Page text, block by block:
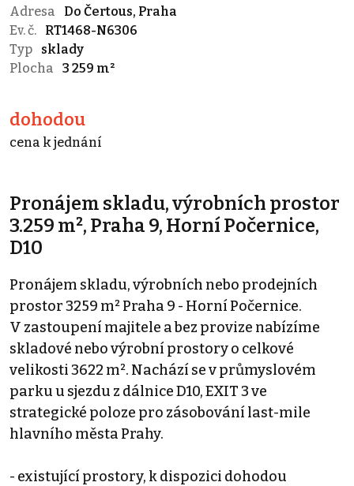
Adresa
Do Čertous, Praha
Ev. č.
RT1468-N6306
Typ
sklady
Plocha
3 259 m²
dohodou
cena k jednání
Pronájem skladu, výrobních prostor
3.259 m², Praha 9, Horní Počernice,
D10
Pronájem skladu, výrobních nebo prodejních
prostor 3259 m² Praha 9 - Horní Počernice.
V zastoupení majitele a bez provize nabízíme
skladové nebo výrobní prostory o celkové
velikosti 3622 m². Nachází se v průmyslovém
parku u sjezdu z dálnice D10, EXIT 3 ve
strategické poloze pro zásobování last-mile
hlavního města Prahy.
- existující prostory, k dispozici dohodou